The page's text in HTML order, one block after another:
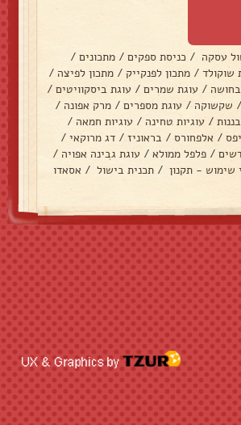
עסקה / כניסת ספקים / מתכונים /
שוקולד / מתכון לפנקייק / מתכון לפיצה /
/ עוגת שמרים / עוגת ביסקוויטים /
/ שקשוקה / עוגת מספרים / מרק אפונה /
/ עוגיות טחינה / עוגיות חמאה /
/ אלפחורס / בראוניז / דג מרוקאי /
/ פלפל ממולא / עוגת גבינה אפויה /
שימוש - תקנון / תכנית בישול / אסאדו